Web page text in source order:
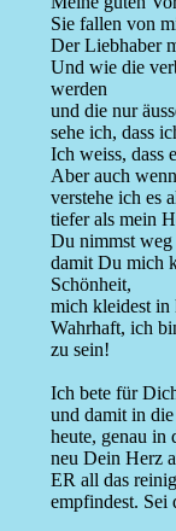
Sie fallen von
Der Liebhaber
Und wie die
werden
und die nur
sehe ich, dass
Ich weiss, dass
Aber auch
verstehe ich es
tiefer als mein
Du nimmst
damit Du mich
Schönheit,
mich kleidest
Wahrhaft, ich
zu sein!
Ich bete für
und damit in
heute, genau in
neu Dein Herz
ER all das
empfindest. Sei